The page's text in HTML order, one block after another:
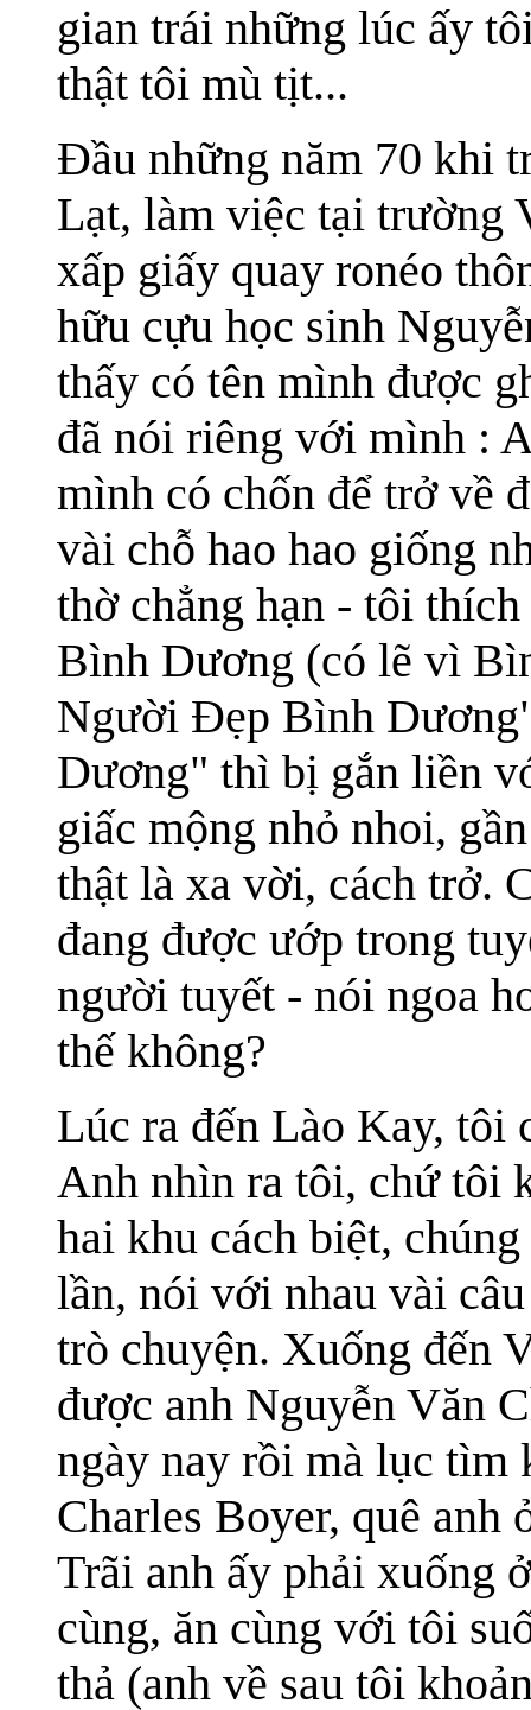
gian trái những lúc ấy
thật tôi mù tịt...
Đầu những năm 70 khi
Lạt, làm việc tại trường
xấp giấy quay ronéo
hữu cựu học sinh
thấy có tên mình được
đã nói riêng với mình :
mình có chốn để trở về
vài chỗ hao hao giống
thờ chẳng hạn - tôi
Bình Dương (có lẽ vì
Người Đẹp Bình
Dương" thì bị gắn liền
giấc mộng nhỏ nhoi,
thật là xa vời, cách trở.
đang được ướp trong
người tuyết - nói ngoa
thế không?
Lúc ra đến Lào Kay, tôi
Anh nhìn ra tôi, chứ tôi
hai khu cách biệt,
lần, nói với nhau vài
trò chuyện. Xuống đến
được anh Nguyễn Văn
ngày nay rồi mà lục tìm
Charles Boyer, quê
Trãi anh ấy phải xuống
cùng, ăn cùng với tôi
thả (anh về sau tôi